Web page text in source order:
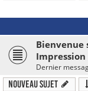
Bienvenue
Impression
Dernier
Nouveau sujet